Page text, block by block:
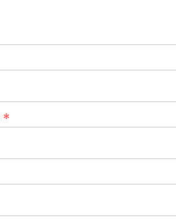
*